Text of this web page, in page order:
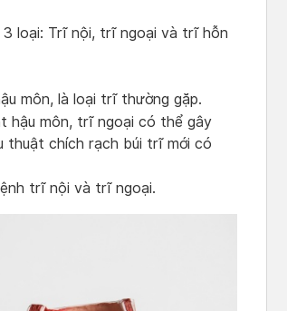
loại: Trĩ nội, trĩ ngoại và trĩ hỗn
môn, là loại trĩ thường gặp.
hậu môn, trĩ ngoại có thể gây
thuật chích rạch búi trĩ mới có
trĩ nội và trĩ ngoại.